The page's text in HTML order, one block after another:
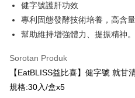
Easy Wallet
Google Pay
Plus PAY
AFTEE
Deskripsi
健字號護肝功效
專利固態發酵技術培養，高含
幫助維持增強體力、提振精神。
Sorotan Produk
【EatBLISS益比喜】健字號 就甘
規格:30入/盒x5